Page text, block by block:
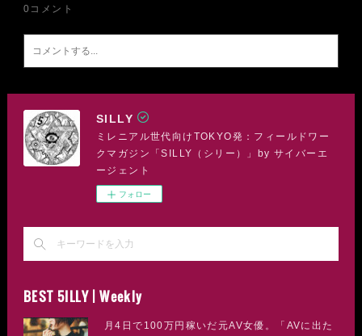
0 コメント
SILLY
ミレニアル世代向けTOKYO発：フィールドワー
クマガジン「SILLY（シリー）」by サイバーエ
ージェント
フォロー
BEST 5ILLY | Weekly
月4日で100万円稼いだ元AV女優。「AVに出た